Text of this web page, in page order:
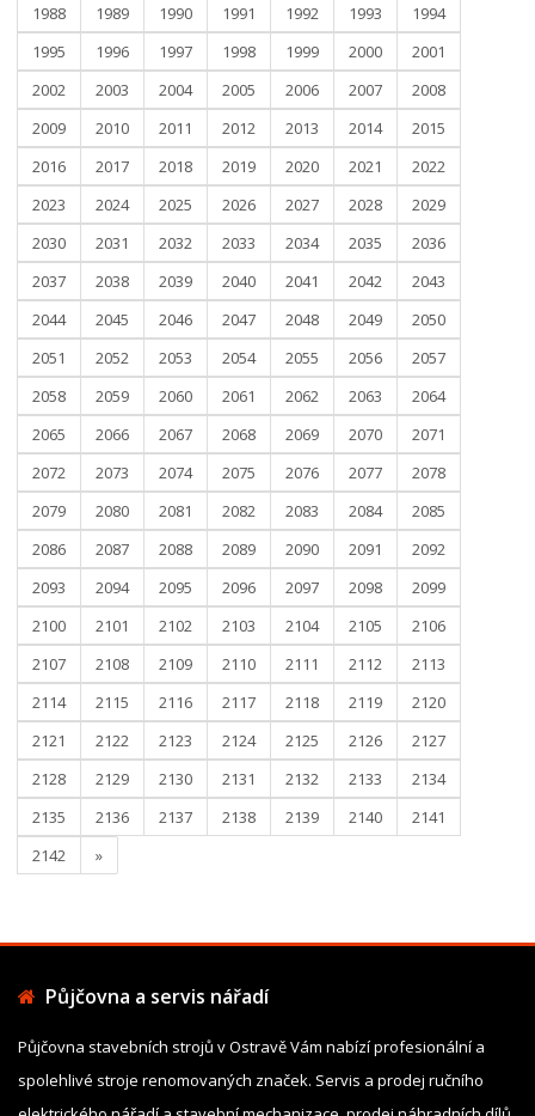
1988
1989 1990 1991 1992 1993
1994
1995
1996 1997 1998 1999 2000
2001
2002
2003 2004 2005 2006 2007
2008
2009
2010 2011 2012 2013 2014
2015
2016
2017 2018 2019 2020 2021
2022
2023
2024 2025 2026 2027 2028
2029
2030
2031 2032 2033 2034 2035
2036
2037
2038 2039 2040 2041 2042
2043
2044
2045 2046 2047 2048 2049
2050
2051
2052 2053 2054 2055 2056
2057
2058
2059 2060 2061 2062 2063
2064
2065
2066 2067 2068 2069 2070
2071
2072
2073 2074 2075 2076 2077
2078
2079
2080 2081 2082 2083 2084
2085
2086
2087 2088 2089 2090 2091
2092
2093
2094 2095 2096 2097 2098
2099
2100
2101 2102 2103 2104 2105
2106
2107
2108 2109 2110 2111 2112
2113
2114
2115 2116 2117 2118 2119
2120
2121
2122 2123 2124 2125 2126
2127
2128
2129 2130 2131 2132 2133
2134
2135
2136 2137 2138 2139 2140
2141
2142
»
Půjčovna a servis nářadí
Půjčovna stavebních strojů v Ostravě Vám nabízí profesionální a
spolehlivé stroje renomovaných značek. Servis a prodej ručního